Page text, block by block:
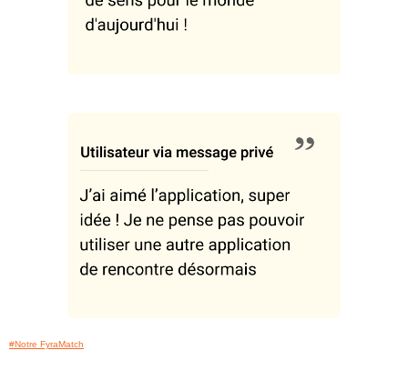
#Notre FyraMatch